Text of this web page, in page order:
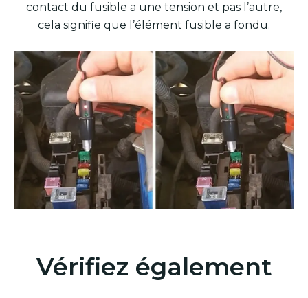
contact du fusible a une tension et pas l’autre,
cela signifie que l’élément fusible a fondu.
Vérifiez également